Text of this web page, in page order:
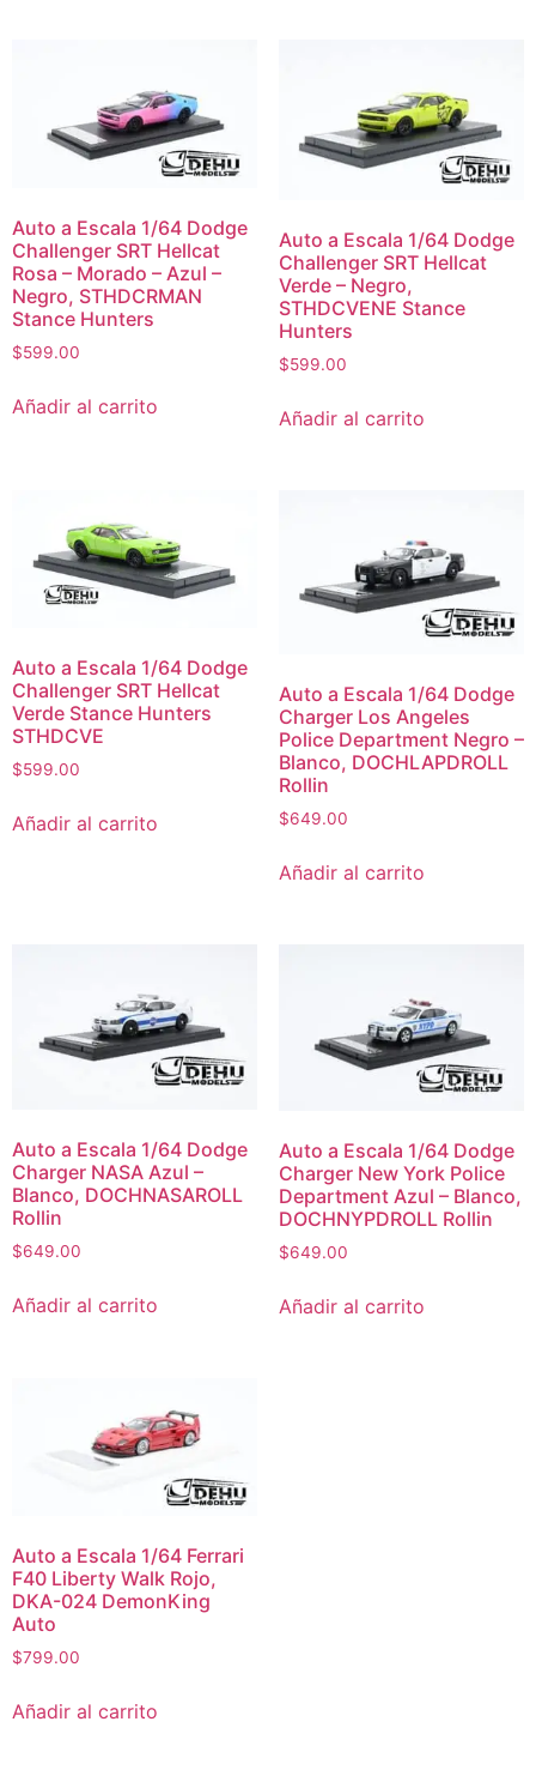
Auto a Escala 1/64 Dodge
Challenger SRT Hellcat
Rosa – Morado – Azul –
Negro, STHDCRMAN
Stance Hunters
$599.00
Añadir al carrito
Auto a Escala 1/64 Dodge
Challenger SRT Hellcat
Verde – Negro,
STHDCVENE Stance
Hunters
$599.00
Añadir al carrito
Auto a Escala 1/64 Dodge
Challenger SRT Hellcat
Verde Stance Hunters
STHDCVE
$599.00
Añadir al carrito
Auto a Escala 1/64 Dodge
Charger Los Angeles
Police Department Negro –
Blanco, DOCHLAPDROLL
Rollin
$649.00
Añadir al carrito
Auto a Escala 1/64 Dodge
Charger NASA Azul –
Blanco, DOCHNASAROLL
Rollin
$649.00
Añadir al carrito
Auto a Escala 1/64 Dodge
Charger New York Police
Department Azul – Blanco,
DOCHNYPDROLL Rollin
$649.00
Añadir al carrito
Auto a Escala 1/64 Ferrari
F40 Liberty Walk Rojo,
DKA-024 DemonKing
Auto
$799.00
Añadir al carrito